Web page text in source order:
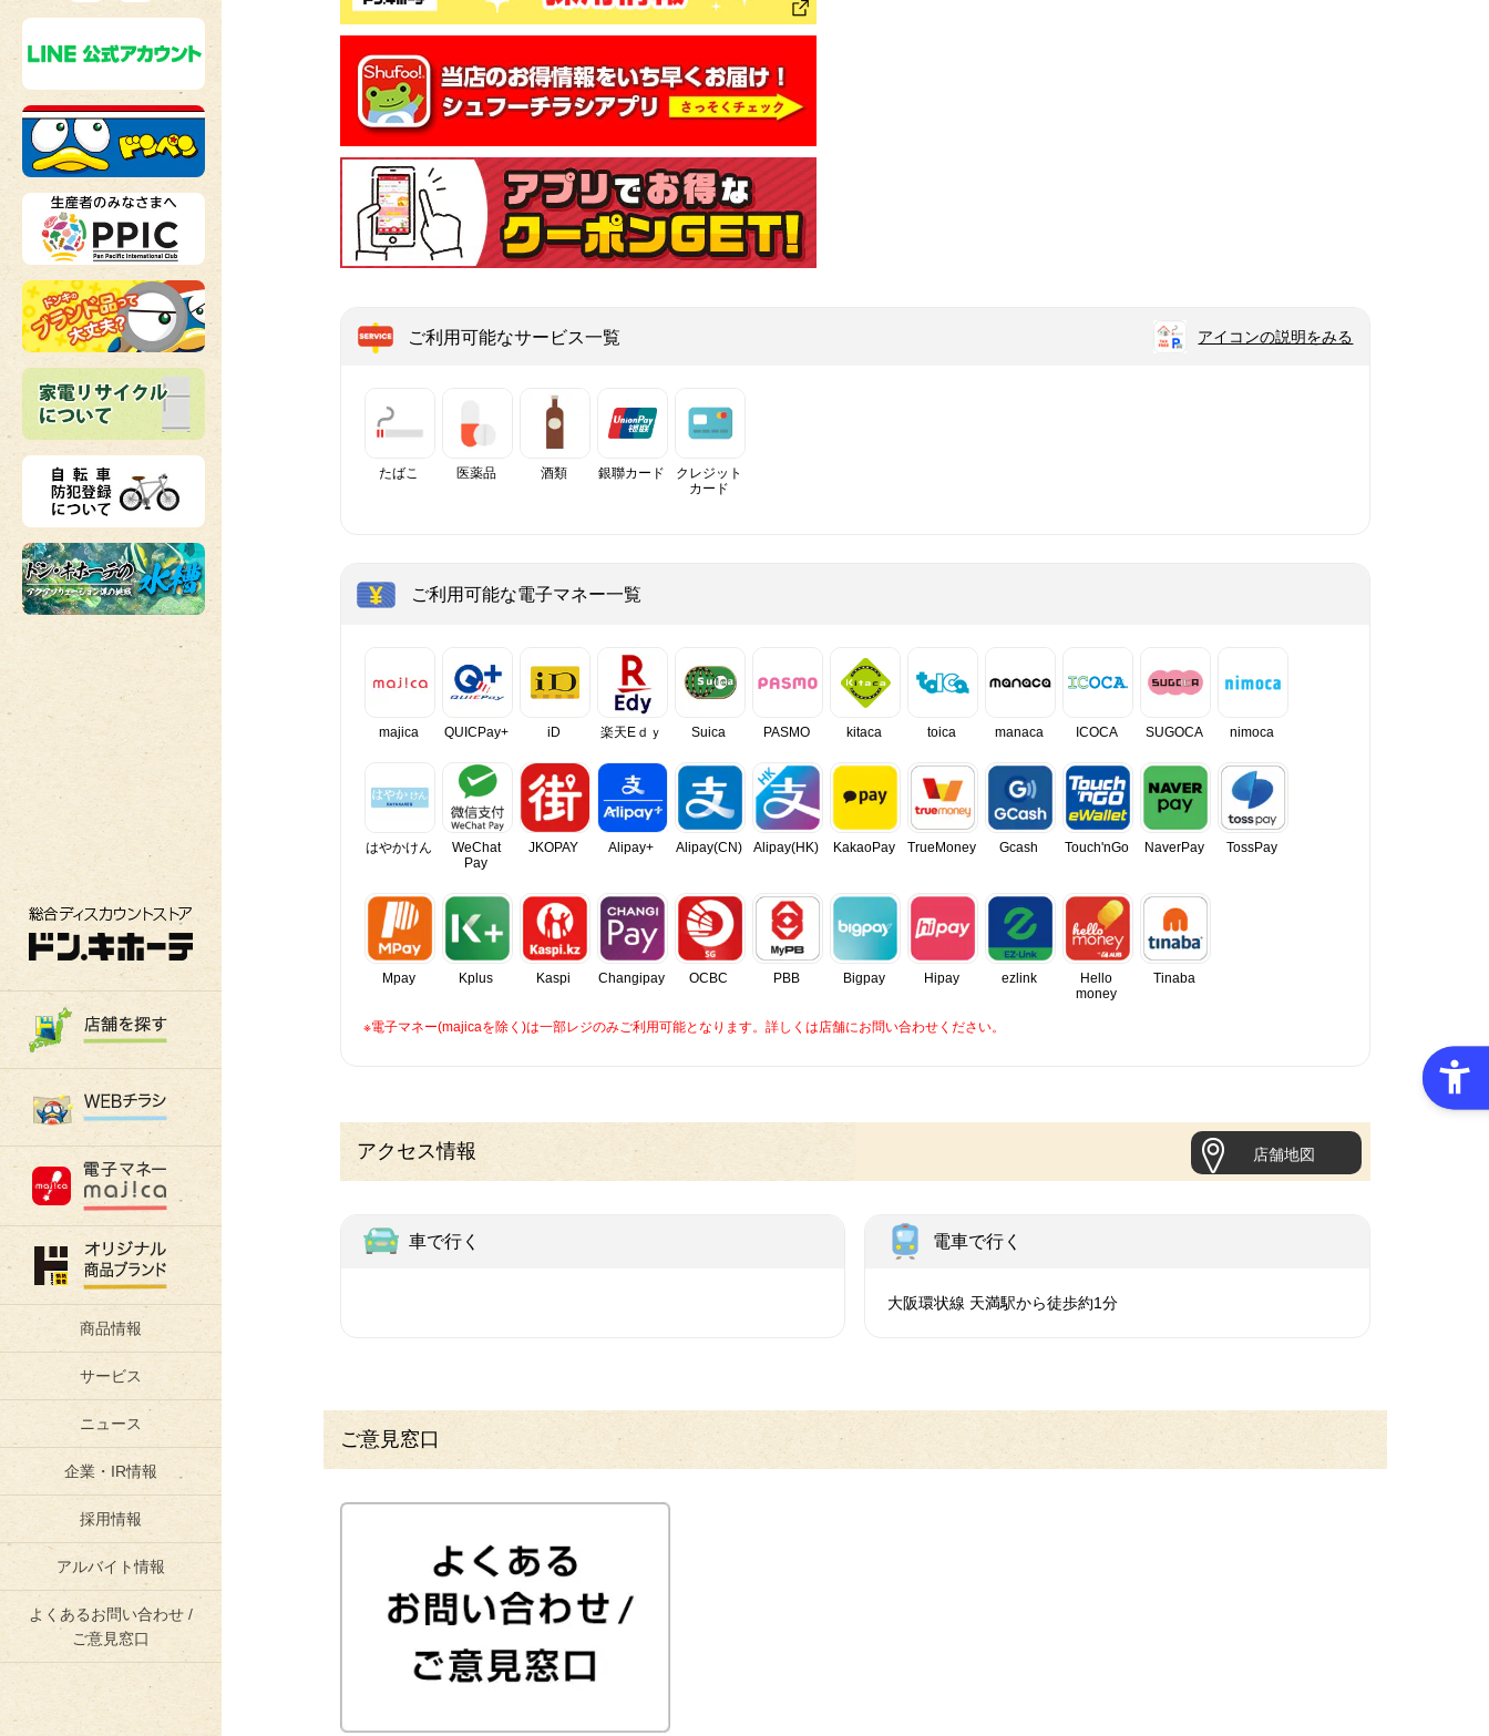
総合ディスカウントストア ドン・キホーテ
商品情報
サービス
ニュース
企業・IR情報
採用情報
アルバイト情報
よくあるお問い合わせ /
ご意見窓口
ご利用可能なサービス一覧 アイコンの説明をみる
たばこ 医薬品 酒類 銀聯カード
クレジット
カード
ご利用可能な電子マネー一覧
majica QUICPay+ iD 楽天Eｄｙ Suica PASMO kitaca toica manaca ICOCA SUGOCA nimoca
はやかけん
WeChat
Pay
JKOPAY Alipay+ Alipay(CN) Alipay(HK) KakaoPay TrueMoney Gcash Touch'nGo NaverPay TossPay
Mpay Kplus Kaspi Changipay OCBC PBB Bigpay Hipay ezlink
Hello
money
Tinaba
※電子マネー(majicaを除く)は一部レジのみご利用可能となります。詳しくは店舗にお問い合わせください。
アクセス情報 店舗地図
車で行く 電車で行く
大阪環状線 天満駅から徒歩約1分
ご意見窓口